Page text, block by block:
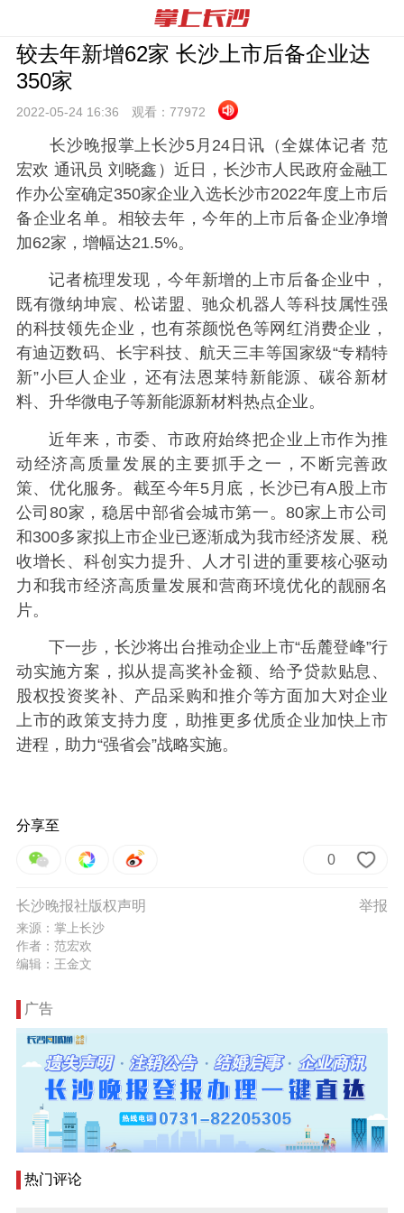
较去年新增62家 长沙上市后备企业达
350家
2022-05-24 16:36 观看： 77972
长沙晚报掌上长沙5月24日讯（全媒体记者 范
宏欢 通讯员 刘晓鑫） 近日，长沙市人民政府金融工
作办公室确定350家企业入选长沙市2022年度上市后
备企业名单。相较去年，今年的上市后备企业净增
加62家，增幅达21.5%。
记者梳理发现，今年新增的上市后备企业中，
既有微纳坤宸、松诺盟、驰众机器人等科技属性强
的科技领先企业，也有茶颜悦色等网红消费企业，
有迪迈数码、长宇科技、航天三丰等国家级“专精特
新”小巨人企业，还有法恩莱特新能源、碳谷新材
料、升华微电子等新能源新材料热点企业。
近年来，市委、市政府始终把企业上市作为推
动经济高质量发展的主要抓手之一，不断完善政
策、优化服务。截至今年5月底，长沙已有A股上市
公司80家，稳居中部省会城市第一。80家上市公司
和300多家拟上市企业已逐渐成为我市经济发展、税
收增长、科创实力提升、人才引进的重要核心驱动
力和我市经济高质量发展和营商环境优化的靓丽名
片。
下一步，长沙将出台推动企业上市“岳麓登峰”行
动实施方案 ，拟从提高奖补金额、给予贷款贴息、
股权投资奖补、产品采购和推介等方面加大对企业
上市的政策支持力度，助推更多优质企业加快上市
进程，助力“强省会”战略实施。
分享至
0
举报
长沙晚报社版权声明
来源：掌上长沙
作者：范宏欢
编辑：王金文
广告
热门评论